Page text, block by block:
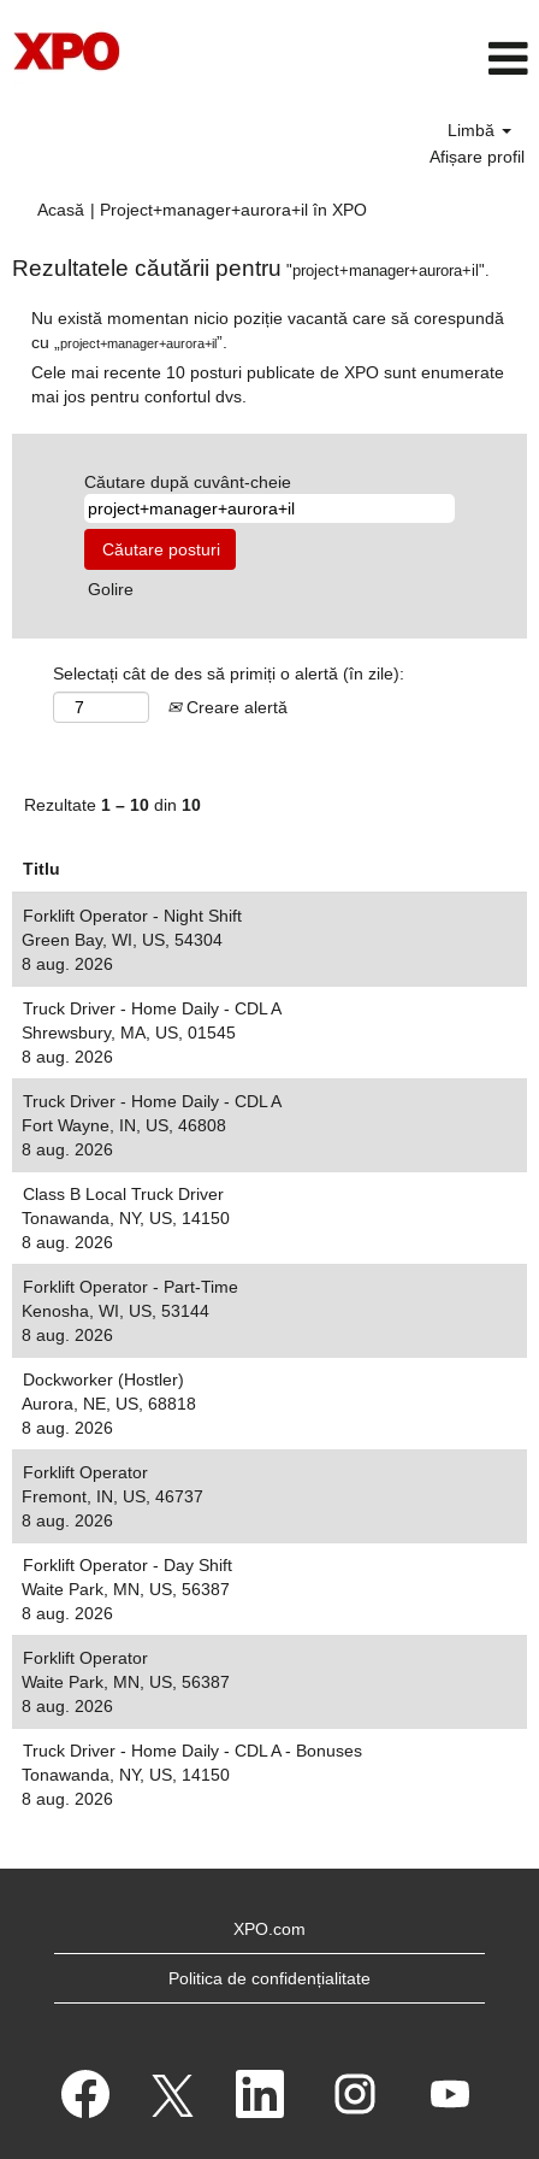
Limbă
Afișare profil
Acasă | Project+manager+aurora+il în XPO(pagina
Rezultatele căutării pentru "project+manager+aurora+il".
Nu există momentan nicio poziție vacantă care să corespundă
cu „
project+manager+aurora+il”.
Cele mai recente 10 posturi publicate de XPO sunt enumerate
mai jos pentru confortul dvs.
Căutare după cuvânt-cheie
Golire
Selectați cât de des să primiți o alertă (în zile):
Creare alertă
Rezultate 1 – 10 din 10
Titlu
Forklift Operator - Night Shift
Green Bay, WI, US, 54304
8 aug. 2026
Truck Driver - Home Daily - CDL A
Shrewsbury, MA, US, 01545
8 aug. 2026
Truck Driver - Home Daily - CDL A
Fort Wayne, IN, US, 46808
8 aug. 2026
Class B Local Truck Driver
Tonawanda, NY, US, 14150
8 aug. 2026
Forklift Operator - Part-Time
Kenosha, WI, US, 53144
8 aug. 2026
Dockworker (Hostler)
Aurora, NE, US, 68818
8 aug. 2026
Forklift Operator
Fremont, IN, US, 46737
8 aug. 2026
Forklift Operator - Day Shift
Waite Park, MN, US, 56387
8 aug. 2026
Forklift Operator
Waite Park, MN, US, 56387
8 aug. 2026
Truck Driver - Home Daily - CDL A - Bonuses
Tonawanda, NY, US, 14150
8 aug. 2026
XPO.com
Politica de confidențialitate
e
d
S
d
S
e